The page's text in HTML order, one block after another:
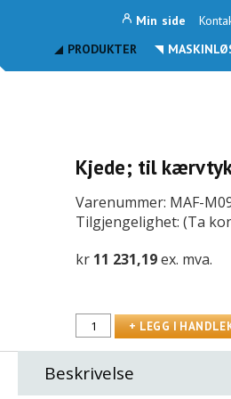
Min side
PRODUKTER
Kjede; til
Varenummer: MAF-
Tilgjengelighet: (Ta
kr 11 231,19ex. mva.
Beskrivelse